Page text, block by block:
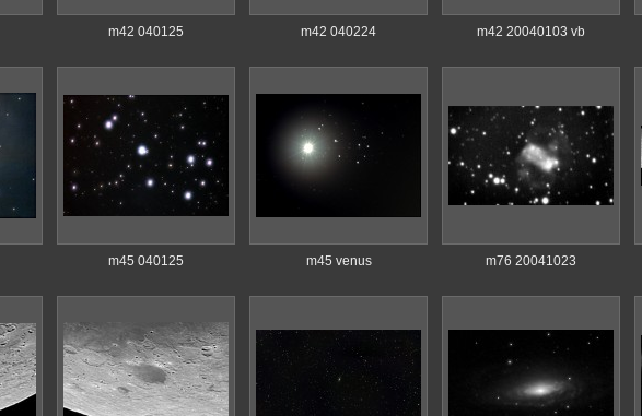
m42 040125 m42 040224 m42 20040103 vb
m45 040125 m45 venus m76 20041023